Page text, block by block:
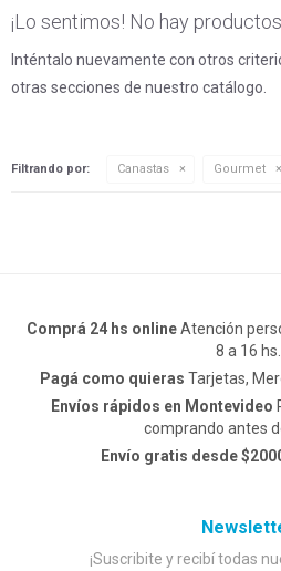
¡Lo sentimos! No hay
Inténtalo nuevamente con otros
otras secciones de nuestro catálogo.
Filtrando por: Canastas Gourmet
Comprá 24 hs onlineAtención
8 a 16 hs.
Pagá como quieras Tarjetas,
Envíos rápidos en Montevideo
comprando antes
Envío gratis desde
¡Suscribite y recibí todas